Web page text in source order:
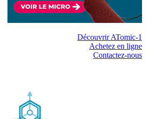
Découvrir ATomic-1
Achetez en ligne
Contactez-nous